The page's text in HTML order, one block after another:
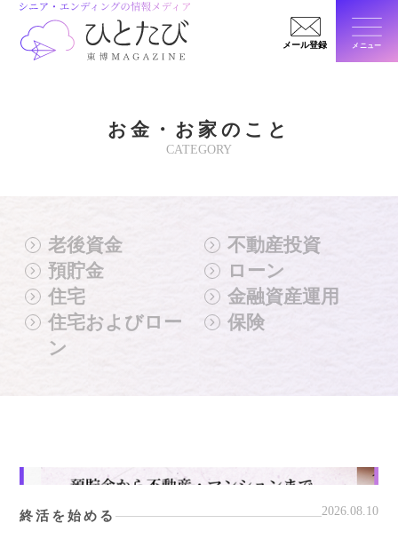
メール登録 メニュー
CATEGORY
お金・お家のこと
老後資金
不動産投資
預貯金
ローン
住宅
金融資産運用
住宅およびロー
ン
保険
終活を始める 2026.08.10